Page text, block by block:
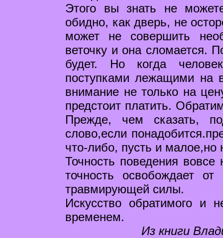
Этого вы знать не
обидно, как дверь, не
может не совершить
веточку и она сломается.
будет. Но когда
поступками лежащими на
внимание не только на
предстоит платить.
Прежде, чем сказать,
слово,если
что-либо, пусть и малое,но
Точность поведения
точность освобождает
травмирующей силы.
Искусство обратимого и
временем.
Из книги